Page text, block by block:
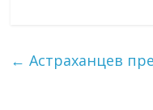
← Астраханцев